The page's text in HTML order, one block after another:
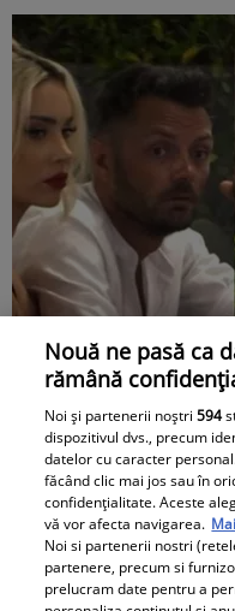
Maria Avram,
enervat după o
Oana Monea.
recunoscut
Nouă ne pasă ca
rămână
Noi și partenerii noștri594
dispozitivul dvs., precum
datelor cu caracter
făcând clic mai jos sau în
confidențialitate. Aceste
vă vor afecta navigarea.
Noi si partenerii nostri
partenere, precum si
prelucram date pentru a